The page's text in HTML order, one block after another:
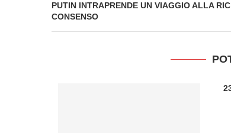
PUTIN INTRAPRENDE UN VIAGGIO ALLA
CONSENSO